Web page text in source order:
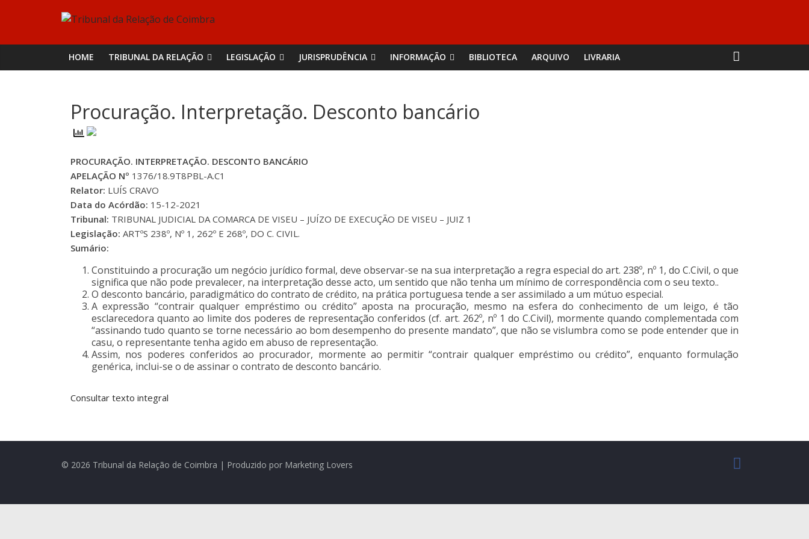
Tribunal
da
de
Coimbra
HOME TRIBUNAL DA RELAÇÃO LEGISLAÇÃO JURISPRUDÊNCIA INFORMAÇÃO BIBLIOTECA ARQUIVO LIVRARIA
Procuração. Interpretação. Desconto bancário
PROCURAÇÃO. INTERPRETAÇÃO. DESCONTO BANCÁRIO
APELAÇÃO Nº 1376/18.9T8PBL-A.C1
Relator: LUÍS CRAVO
Data do Acórdão: 15-12-2021
Tribunal: TRIBUNAL JUDICIAL DA COMARCA DE VISEU – JUÍZO DE EXECUÇÃO DE VISEU – JUIZ 1
Legislação: ARTºS 238º, Nº 1, 262º E 268º, DO C. CIVIL.
Sumário:
Constituindo a procuração um negócio jurídico formal, deve observar-se na sua interpretação a regra especial do art. 238º, nº 1, do C.Civil, o que
significa que não pode prevalecer, na interpretação desse acto, um sentido que não tenha um mínimo de correspondência com o seu texto..
O desconto bancário, paradigmático do contrato de crédito, na prática portuguesa tende a ser assimilado a um mútuo especial.
A expressão “contrair qualquer empréstimo ou crédito” aposta na procuração, mesmo na esfera do conhecimento de um leigo, é tão
esclarecedora quanto ao limite dos poderes de representação conferidos (cf. art. 262º, nº 1 do C.Civil), mormente quando complementada com
“assinando tudo quanto se torne necessário ao bom desempenho do presente mandato”, que não se vislumbra como se pode entender que in
casu, o representante tenha agido em abuso de representação.
Assim, nos poderes conferidos ao procurador, mormente ao permitir “contrair qualquer empréstimo ou crédito”, enquanto formulação
genérica, inclui-se o de assinar o contrato de desconto bancário.
Consultar texto integral
© 2026 Tribunal da Relação de Coimbra | Produzido por Marketing Lovers